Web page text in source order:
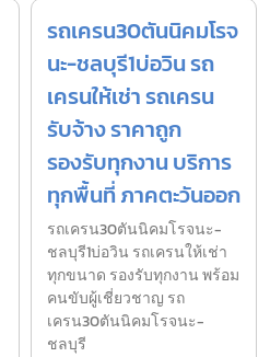
รถเครน30ตันนิคมโรจ
นะ-ชลบุรี1บ่อวิน รถ
เครนให้เช่า รถเครน
รับจ้าง ราคาถูก
รองรับทุกงาน บริการ
ทุกพื้นที่ ภาคตะวันออก
รถเครน30ตันนิคมโรจนะ-
ชลบุรี1บ่อวิน รถเครนให้เช่า
ทุกขนาด รองรับทุกงาน พร้อม
คนขับผู้เชี่ยวชาญ รถ
เครน30ตันนิคมโรจนะ-
ชลบุรี